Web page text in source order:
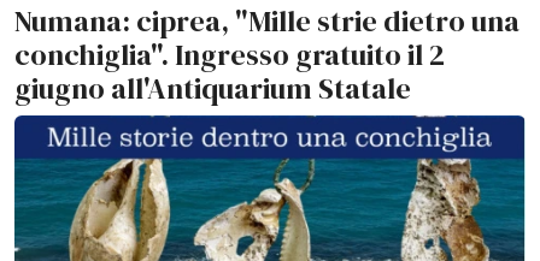
Numana: ciprea, "Mille strie dietro una
conchiglia". Ingresso gratuito il 2
giugno all'Antiquarium Statale